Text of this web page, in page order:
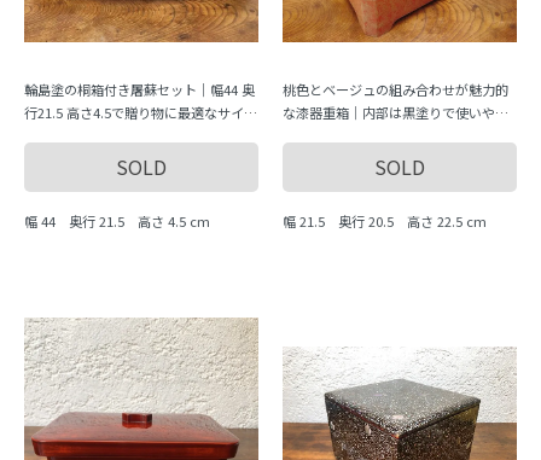
輪島塗の桐箱付き屠蘇セット｜幅44 奥
行21.5 高さ4.5で贈り物に最適なサイズ
SOLD
幅 44 奥行 21.5 高さ 4.5 cm
桃色とベージュの組み合わせが魅力的
な漆器重箱｜内部は黒塗りで使いやす
SOLD
幅 21.5 奥行 20.5 高さ 22.5 cm